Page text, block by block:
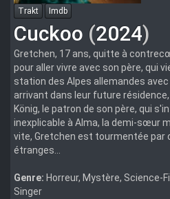
Trakt Imdb
Cuckoo (2024)
Gretchen, 17 ans, quitte à
pour aller vivre avec son père, qui
station des Alpes allemandes avec
arrivant dans leur future
König, le patron de son père, qui
inexplicable à Alma, la demi-sœur
vite, Gretchen est tourmentée par
étranges...
Genre: Horreur, Mystère, Science-
Singer